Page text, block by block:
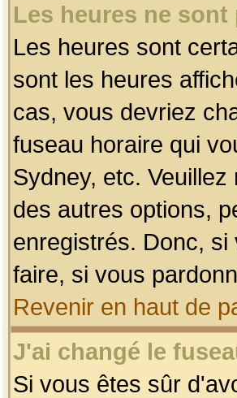
Les heures ne
Les heures sont
sont les heures
cas, vous devriez
fuseau horaire qui
Sydney, etc.
des autres options,
enregistrés. Donc,
faire, si vous
Revenir en haut de
J'ai changé le
Si vous êtes sûr